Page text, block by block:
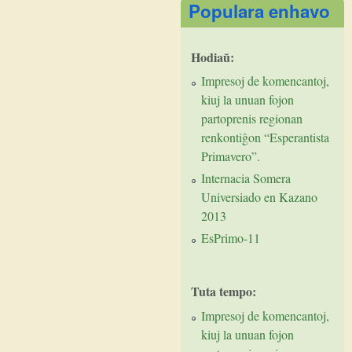
Populara enhavo
Hodiaŭ:
Impresoj de komencantoj,
kiuj la unuan fojon
partoprenis regionan
renkontiĝon “Esperantista
Primavero”.
Internacia Somera
Universiado en Kazano
2013
EsPrimo-11
Tuta tempo:
Impresoj de komencantoj,
kiuj la unuan fojon